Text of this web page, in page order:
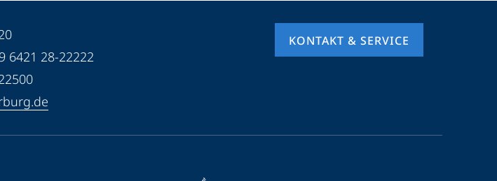
6421 28-22222
KONTAKT & SERVICE